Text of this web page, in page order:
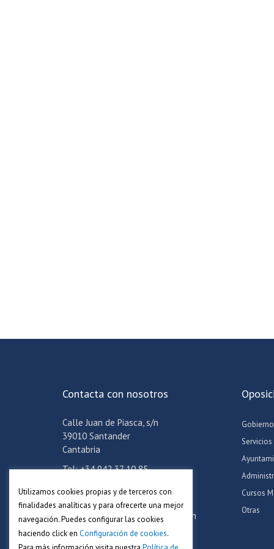
Contacta con nosotros
Calle Juan de Piasca, s/n
39010 Santander
Cantabria
Tel: +34 942 37 10 85
Email:info@academiaadoc.es
Horario oficina: Lun-Jue de 16-19h
Cursos
Otras
Utilizamos cookies propias y de terceros con
finalidades analíticas y para ofrecerte una mejor
navegación. Puedes configurar las cookies
haciendo click en Configuración de cookies.